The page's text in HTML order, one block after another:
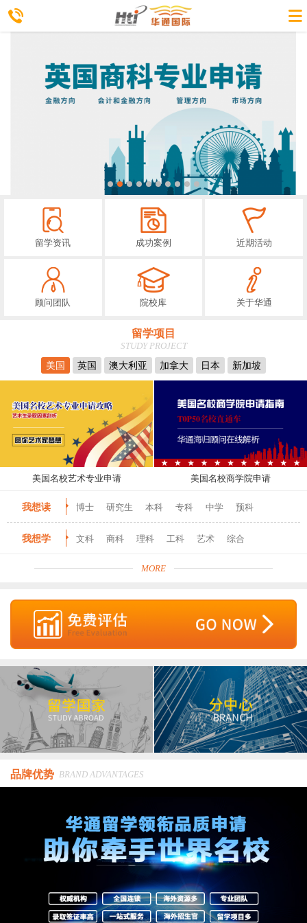
留学资讯 成功案例 近期活动
顾问团队 院校库 关于华通
留学项目
STUDY PROJECT
美国
英国 澳大利亚 加拿大 日本 新加坡
美国名校艺术专业申请 美国名校商学院申请
我想读 博士 研究生 本科 专科 中学 预科
我想学 文科 商科 理科 工科 艺术 综合
MORE
品牌优势 BRAND ADVANTAGES